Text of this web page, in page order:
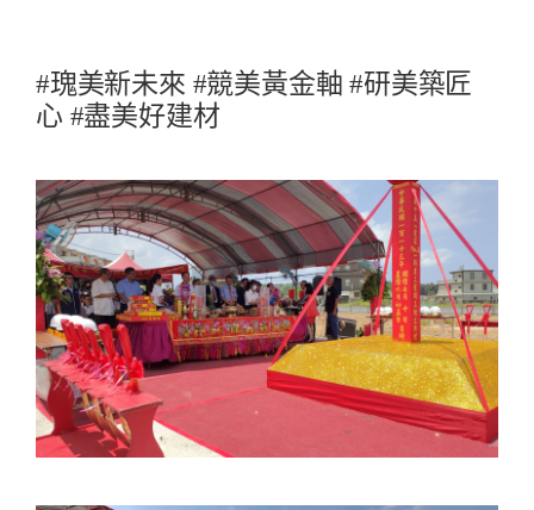
#瑰美新未來 #競美黃金軸 #研美築匠
心 #盡美好建材